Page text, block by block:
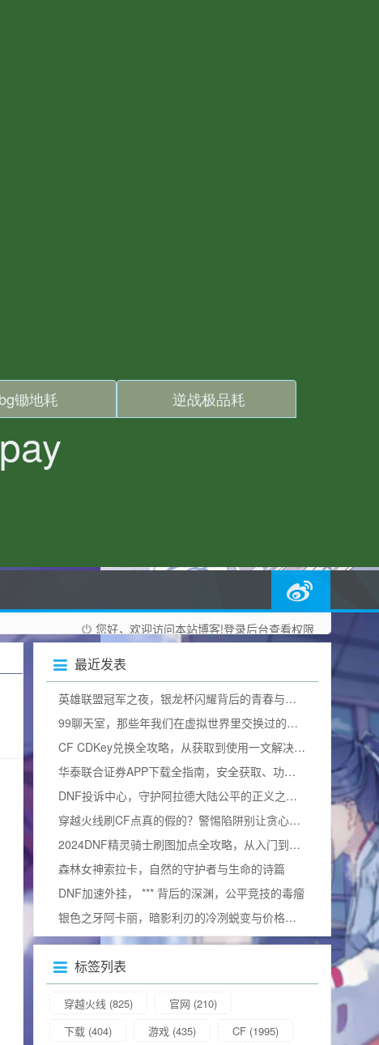
您好，欢迎访问本站博客!登录后台查看权限
最近发表
英雄联盟冠军之夜，银龙杯闪耀背后的青春与热血加冕礼
99聊天室，那些年我们在虚拟世界里交换过的青春
CF CDKey兑换全攻略，从获取到使用一文解决所有疑问（含2025兑换码）
华泰联合证券APP下载全指南，安全获取、功能解析与使用技巧
DNF投诉中心，守护阿拉德大陆公平的正义之门官方网站
穿越火线刷CF点真的假的？警惕陷阱别让贪心毁掉游戏体验
2024DNF精灵骑士刷图加点全攻略，从入门到精通，打造一线输出（附加点图）
森林女神索拉卡，自然的守护者与生命的诗篇
DNF加速外挂， *** 背后的深渊，公平竞技的毒瘤
银色之牙阿卡丽，暗影利刃的冷冽蜕变与价格询问
标签列表
穿越火线 (825) 官网 (210)
下载 (404) 游戏 (435) CF (1995)